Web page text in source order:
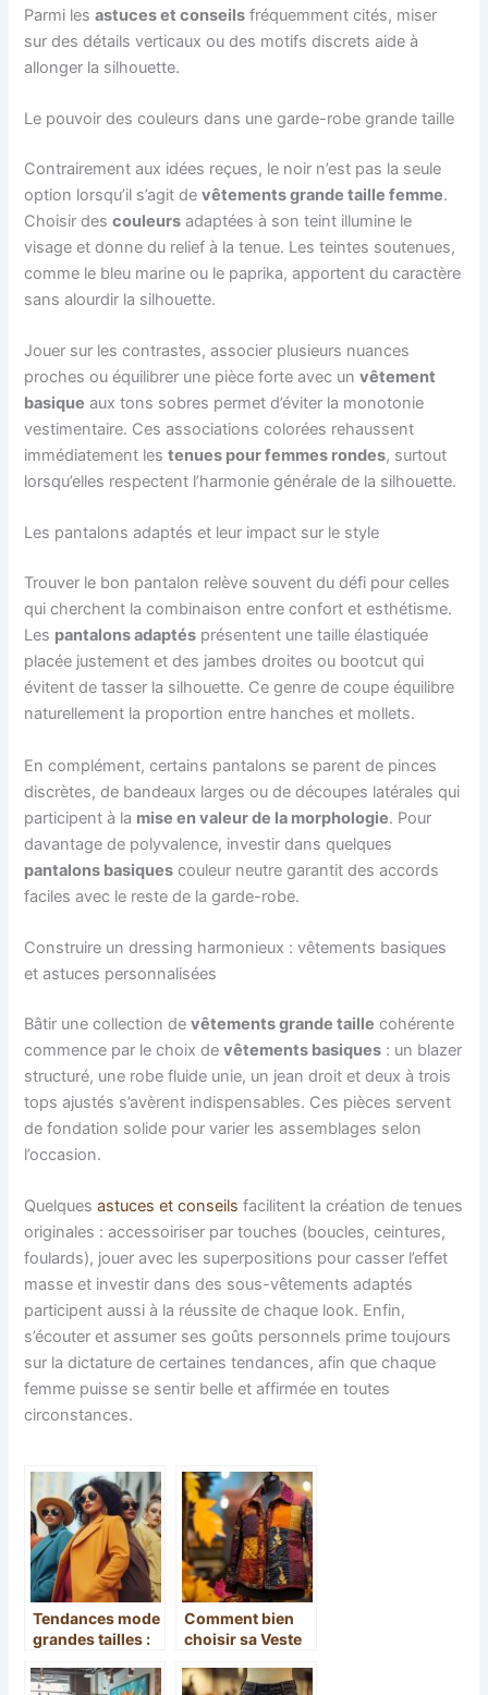
Parmi lesastuces et conseils fréquemment cités, miser
sur des détails verticaux ou des motifs discrets aide à
allonger la silhouette.
Le pouvoir des couleurs dans une garde-robe grande taille
Contrairement aux idées reçues, le noir n’est pas la seule
option lorsqu’il s’agit devêtements grande taille femme.
Choisir descouleurs adaptées à son teint illumine le
visage et donne du relief à la tenue. Les teintes soutenues,
comme le bleu marine ou le paprika, apportent du caractère
sans alourdir la silhouette.
Jouer sur les contrastes, associer plusieurs nuances
proches ou équilibrer une pièce forte avec unvêtement
basique aux tons sobres permet d’éviter la monotonie
vestimentaire. Ces associations colorées rehaussent
immédiatement lestenues pour femmes rondes, surtout
lorsqu’elles respectent l’harmonie générale de la silhouette.
Les pantalons adaptés et leur impact sur le style
Trouver le bon pantalon relève souvent du défi pour celles
qui cherchent la combinaison entre confort et esthétisme.
Les pantalons adaptés présentent une taille élastiquée
placée justement et des jambes droites ou bootcut qui
évitent de tasser la silhouette. Ce genre de coupe équilibre
naturellement la proportion entre hanches et mollets.
En complément, certains pantalons se parent de pinces
discrètes, de bandeaux larges ou de découpes latérales qui
participent à la mise en valeur de la morphologie. Pour
davantage de polyvalence, investir dans quelques
pantalons basiques couleur neutre garantit des accords
faciles avec le reste de la garde-robe.
Construire un dressing harmonieux : vêtements basiques
et astuces personnalisées
Bâtir une collection devêtements grande taille cohérente
commence par le choix devêtements basiques : un blazer
structuré, une robe fluide unie, un jean droit et deux à trois
tops ajustés s’avèrent indispensables. Ces pièces servent
de fondation solide pour varier les assemblages selon
l’occasion.
Quelquesastuces et conseils facilitent la création de tenues
originales : accessoiriser par touches (boucles, ceintures,
foulards), jouer avec les superpositions pour casser l’effet
masse et investir dans des sous-vêtements adaptés
participent aussi à la réussite de chaque look. Enfin,
s’écouter et assumer ses goûts personnels prime toujours
sur la dictature de certaines tendances, afin que chaque
femme puisse se sentir belle et affirmée en toutes
circonstances.
Tendances mode
grandes tailles :
pour toutes les
Comment bien
choisir sa Veste
Automne » selon